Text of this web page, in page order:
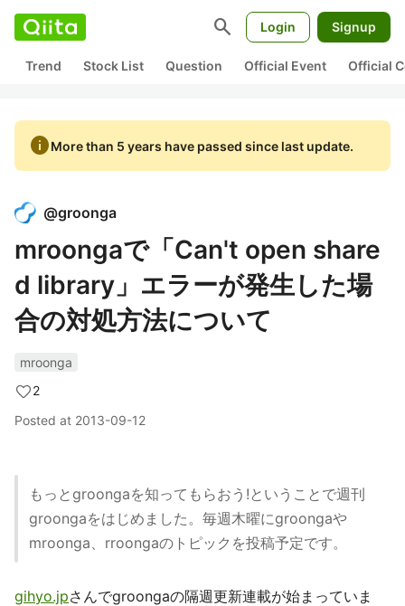
search Login Signup
Trend Stock List Question Official Event Official
infoMore than 5 years have passed since last update.
@groonga
mroongaで「Can't open share
d library」エラーが発生した場
合の対処方法について
mroonga
2
Posted at 2013-09-12
もっとgroongaを知ってもらおう!ということで週刊
groongaをはじめました。毎週木曜にgroongaや
mroonga、rroongaのトピックを投稿予定です。
gihyo.jpさんでgroongaの隔週更新連載が始まっていま